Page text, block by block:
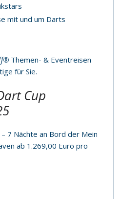
mit und um Darts
Themen- & Eventreisen
für Sie.
Cup
7 Nächte an Bord der Mein
ab 1.269,00 Euro pro